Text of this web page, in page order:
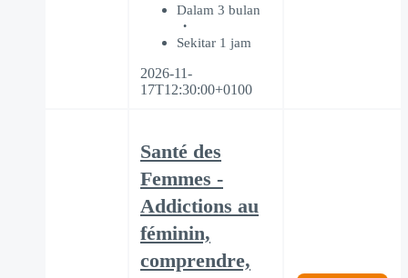
Dalam 3 bulan
Sekitar 1 jam
2026-11-
17T12:30:00+0100
Santé des
Femmes -
Addictions au
féminin,
comprendre,